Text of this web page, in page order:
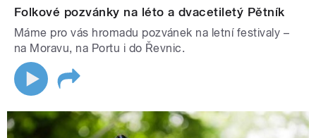
Folkové pozvánky na léto a dvacetiletý Pětník
Máme pro vás hromadu pozvánek na letní festivaly –
na Moravu, na Portu i do Řevnic.